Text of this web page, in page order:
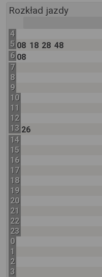
Rozkład jazdy
4
5 08 18 28 48
6 08
7
8
9
10
11
12
13 26
14
15
16
17
18
19
20
21
22
23
0
1
2
3